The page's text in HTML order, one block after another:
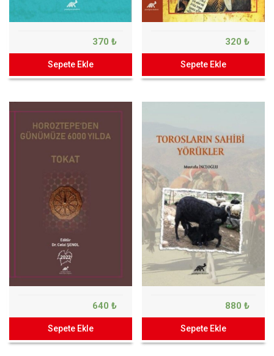
370 ₺
Sepete Ekle
320 ₺
Sepete Ekle
640 ₺
Sepete Ekle
880 ₺
Sepete Ekle